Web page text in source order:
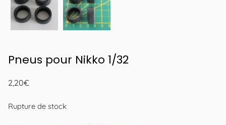
Pneus pour Nikko 1/32
2,20€
Rupture de stock